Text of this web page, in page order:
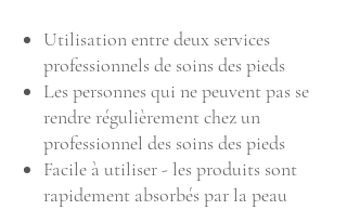
Utilisation entre deux services
professionnels de soins des pieds
Les personnes qui ne peuvent pas se
rendre régulièrement chez un
professionnel des soins des pieds
Facile à utiliser - les produits sont
rapidement absorbés par la peau